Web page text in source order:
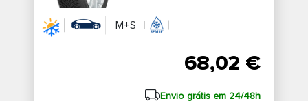
M+S
68,02 €
Envio grátis em 24/48h